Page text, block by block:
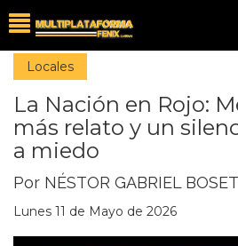
Locales
La Nación en Rojo:
más relato y un
a miedo
Por NÉSTOR GABRIEL
Lunes 11 de Mayo de 2026